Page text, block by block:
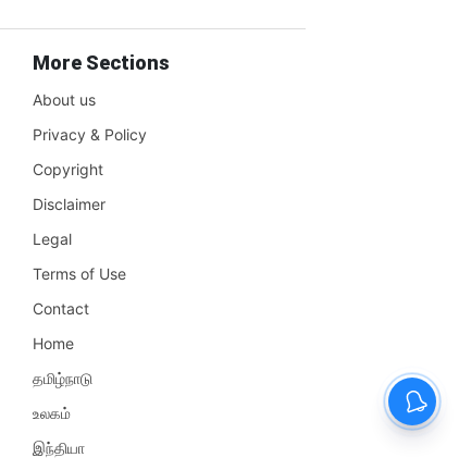
More Sections
About us
Privacy & Policy
Copyright
Disclaimer
Legal
Terms of Use
Contact
Home
தமிழ்நாடு
உலகம்
இந்தியா